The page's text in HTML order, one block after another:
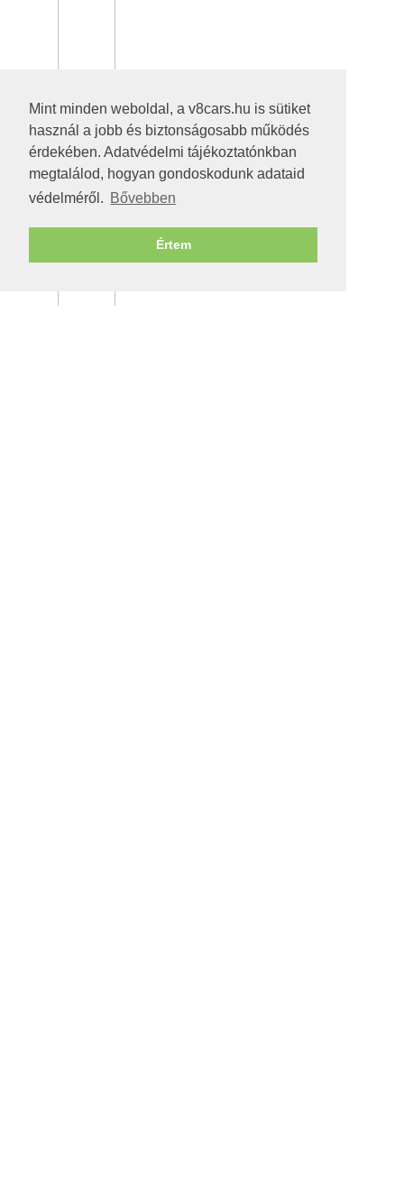
Mint minden weboldal, a v8cars.hu is sütiket
használ a jobb és biztonságosabb működés
érdekében. Adatvédelmi tájékoztatónkban
megtalálod, hogyan gondoskodunk adataid
védelméről. Bővebben
Értem